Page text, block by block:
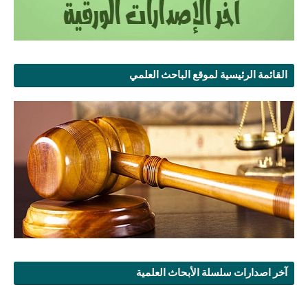
القائمة الرئيسية لموقع الباحث العلمي
آخر اصدارات سلسلة الأبحاث العلمية